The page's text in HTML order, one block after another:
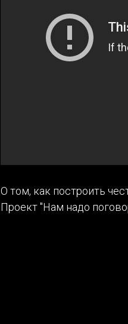
О том, как построить
Проект "Нам надо